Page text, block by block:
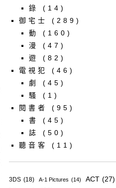
錄
(14)
御宅士
(289)
動
(160)
漫
(47)
遊
(82)
電視犯
(46)
劇
(45)
騷
(1)
閱書者
(95)
書
(45)
誌
(50)
聽音客
(11)
3DS (18) A-1 Pictures (14) ACT (27)